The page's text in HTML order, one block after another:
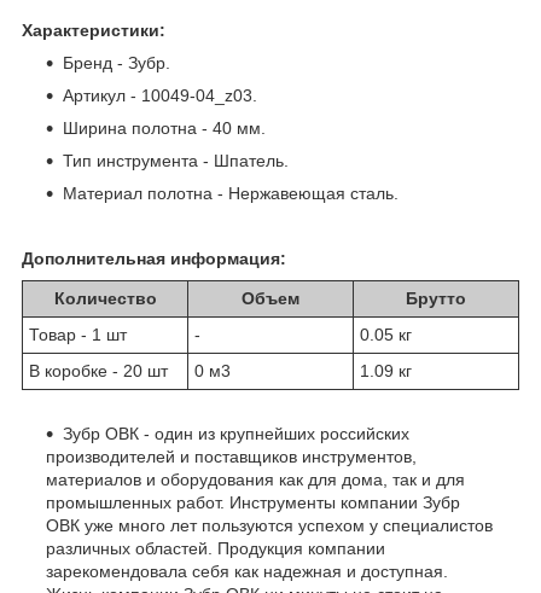
Характеристики:
Бренд - Зубр.
Артикул - 10049-04_z03.
Ширина полотна - 40 мм.
Тип инструмента - Шпатель.
Материал полотна - Нержавеющая сталь.
Дополнительная информация:
Количество Объем
Брутто
Товар - 1 шт
-
0.05 кг
В коробке - 20 шт
0 м3 1.09 кг
Зубр ОВК - один из крупнейших российских
производителей и поставщиков инструментов,
материалов и оборудования как для дома, так и для
промышленных работ. Инструменты компании Зубр
ОВК уже много лет пользуются успехом у специалистов
различных областей. Продукция компании
зарекомендовала себя как надежная и доступная.